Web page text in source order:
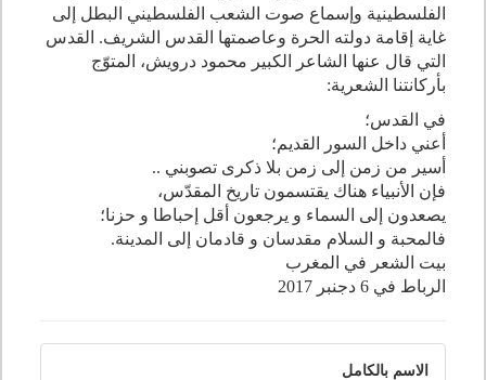
الفلسطينية وإسماع صوت الشعب الفلسطيني البطل إلى
غاية إقامة دولته الحرة وعاصمتها القدس الشريف. القدس
التي قال عنها الشاعر الكبير محمود درويش، المتوّج
بأركانتنا الشعرية:
في القدس؛
أعني داخل السور القديم؛
أسير من زمن إلى زمن بلا ذكرى تصوبني ..
فإن الأنبياء هناك يقتسمون تاريخ المقدّس،
يصعدون إلى السماء و يرجعون أقل إحباطا و حزنا؛
فالمحبة و السلام مقدسان و قادمان إلى المدينة.
بيت الشعر في المغرب
الرباط في 6 دجنبر 2017
الاسم بالكامل